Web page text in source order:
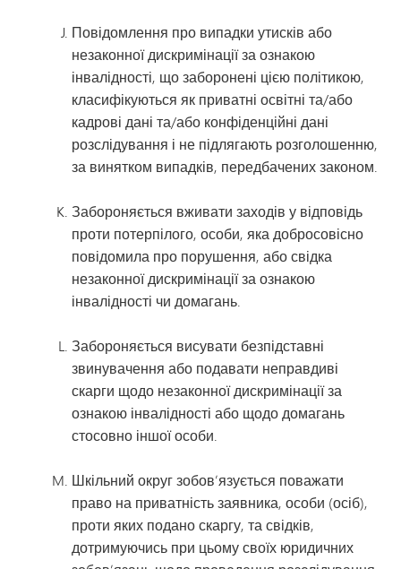
Повідомлення про випадки утисків або
незаконної дискримінації за ознакою
інвалідності, що заборонені цією політикою,
класифікуються як приватні освітні та/або
кадрові дані та/або конфіденційні дані
розслідування і не підлягають розголошенню,
за винятком випадків, передбачених законом.
Забороняється вживати заходів у відповідь
проти потерпілого, особи, яка добросовісно
повідомила про порушення, або свідка
незаконної дискримінації за ознакою
інвалідності чи домагань.
Забороняється висувати безпідставні
звинувачення або подавати неправдиві
скарги щодо незаконної дискримінації за
ознакою інвалідності або щодо домагань
стосовно іншої особи.
Шкільний округ зобов’язується поважати
право на приватність заявника, особи (осіб),
проти яких подано скаргу, та свідків,
дотримуючись при цьому своїх юридичних